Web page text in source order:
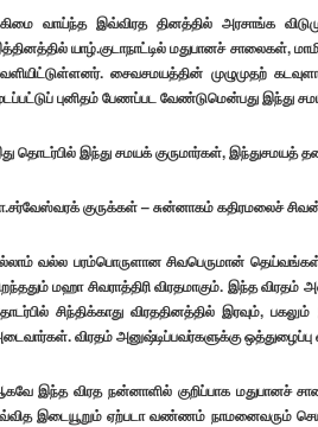
வாய்ந்த இவ்விரத தினத்தில் அரசாங்க
யாழ்.குடாநாட்டில் மதுபானச் சாலைகள்,
சைவசமயத்தின் முழுமுதற்
புனிதம் பேணப்பட வேண்டுமென்பது இந்து
தொடர்பில் இந்து சமயக் குருமார்கள்,
குருக்கள் – சுன்னாகம் கதிரமலைச்
வல்ல பரம்பொருளான சிவபெருமான் தெய்வங்கள்
மஹா சிவராத்திரி விரதமாகும். இந்த
சிந்திக்காது விரததினத்தில் இரவும்,
விரதம் அனுஷ்டிப்பவர்களுக்கு
இந்த விரத நன்னாளில் குறிப்பாக மதுபானச்
இடையூறும் ஏற்படா வண்ணம் நாமனைவரும்